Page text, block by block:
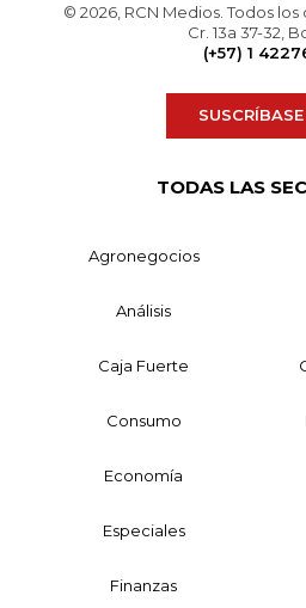
© 2026, RCN Medios. Todos
Cr. 13a 37-32,
(+57) 1
SUSCRÍBASE
TODAS LAS
Agronegocios
Análisis
Caja Fuerte
Consumo
Economía
Especiales
Finanzas